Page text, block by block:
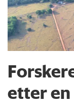
etter